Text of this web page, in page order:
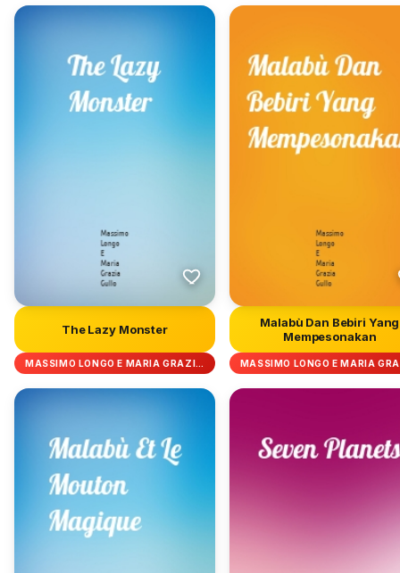
The Lazy Monster
MASSIMO LONGO E MARIA GRAZI…
Malabù Dan Bebiri Yang
Mempesonakan
MASSIMO LONGO E MARIA